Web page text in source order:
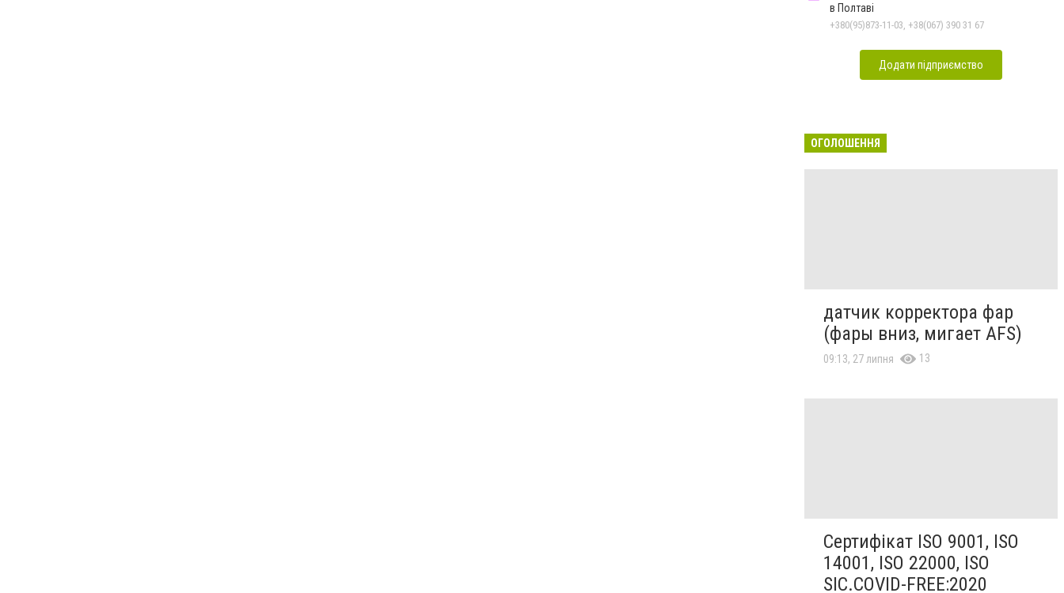
в Полтаві
+380(95)873-11-03, +38(067) 390 31 67
Додати підприємство
ОГОЛОШЕННЯ
датчик корректора фар
(фары вниз, мигает AFS)
09:13, 27 липня 13
Сертифікат ISO 9001, ISO
14001, ISO 22000, ISO
SIC.COVID-FREE:2020